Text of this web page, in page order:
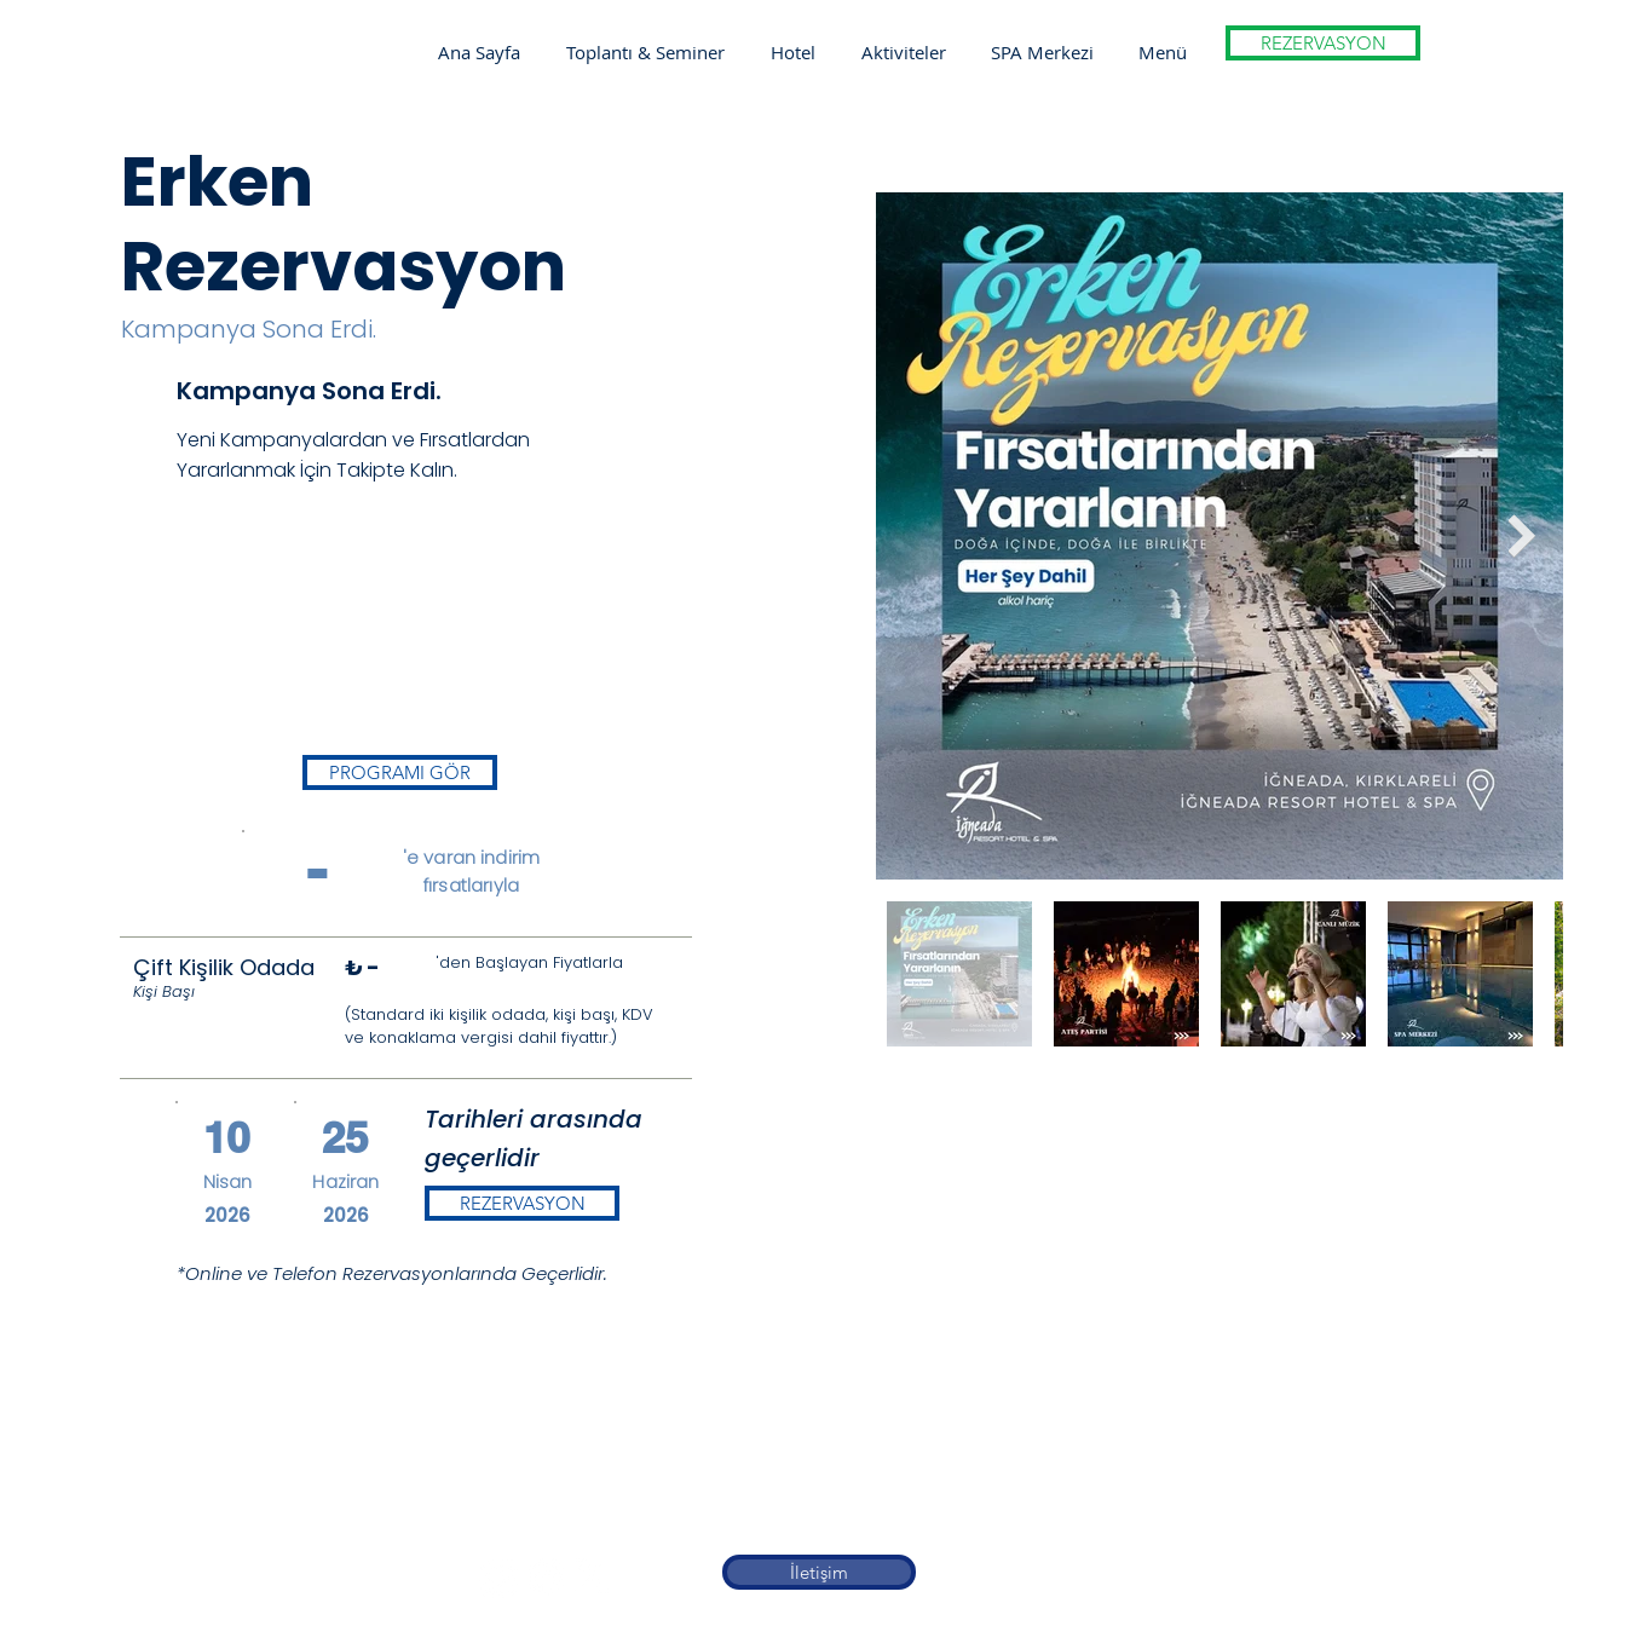
Ana Sayfa Toplantı & Seminer Hotel Aktiviteler SPA Merkezi Menü REZERVASYON
Erken
Rezervasyon
Kampanya Sona Erdi.
Kampanya Sona Erdi.
Yeni Kampanyalardan ve Fırsatlardan
Yararlanmak İçin Takipte Kalın.
PROGRAMI GÖR
-
'e varan indirim
fırsatlarıyla
Çift Kişilik Odada ₺-
Kişi Başı
'den Başlayan Fiyatlarla
(Standard iki kişilik odada, kişi başı, KDV
ve konaklama vergisi dahil fiyattır.)
10
Nisan
2026
25
Haziran
2026
Tarihleri arasında
geçerlidir
REZERVASYON
*Online ve Telefon Rezervasyonlarında Geçerlidir.
İletişim